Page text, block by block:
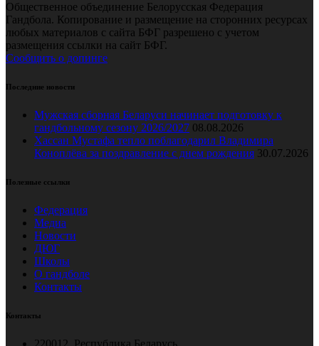
Общественное объединение Белорусская Федерация
Гандбола. Копирование и размещение на сторонних ресурсах
любых материалов с сайта БФГ разрешено с учетом
размещения ссылки на сайт БФГ.
Сообщить о допинге
Последние новости
Мужская сборная Беларуси начинает подготовку к
гандбольному сезону 2026/2027 08.08.2026
Хассан Мустафа тепло поблагодарил Владимира
Коноплёва за поздравление с днем рождения 30.07.2026
Полезные ссылки
Федерация
Медиа
Новости
ДЮГ
Школы
О гандболе
Контакты
Контакты